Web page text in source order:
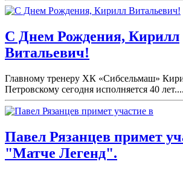
С Днем Рождения, Кирилл
Витальевич!
Главному тренеру ХК «Сибсельмаш»
Петровскому сегодня исполняется 40 лет....
Павел Рязанцев примет
"Матче Легенд".